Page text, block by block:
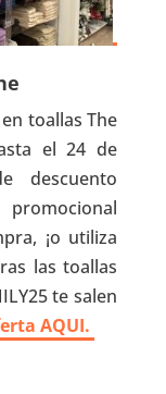
toallas The
el 24 de
descuento
¡o utiliza
las toallas
te salen
AQUI.